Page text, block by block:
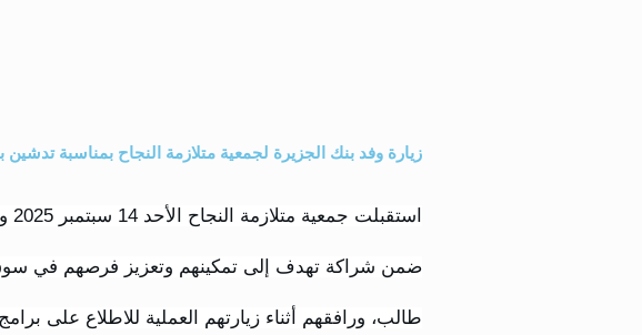
زيارة وفد بنك الجزيرة لجمعية متلازمة النجاح بمناسبة
ضمن شراكة تهدف إلى تمكينهم وتعزيز فرصهم في سوق
طالب، ورافقهم أثناء زيارتهم العملية للاطلاع على